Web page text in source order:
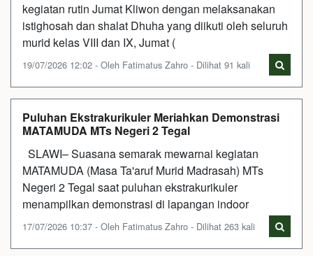
kegiatan rutin Jumat Kliwon dengan melaksanakan
istighosah dan shalat Dhuha yang diikuti oleh seluruh
murid kelas VIII dan IX, Jumat (
19/07/2026 12:02 - Oleh Fatimatus Zahro - Dilihat 91 kali
Puluhan Ekstrakurikuler Meriahkan Demonstrasi
MATAMUDA MTs Negeri 2 Tegal
SLAWI– Suasana semarak mewarnai kegiatan
MATAMUDA (Masa Ta'aruf Murid Madrasah) MTs
Negeri 2 Tegal saat puluhan ekstrakurikuler
menampilkan demonstrasi di lapangan indoor
17/07/2026 10:37 - Oleh Fatimatus Zahro - Dilihat 263 kali